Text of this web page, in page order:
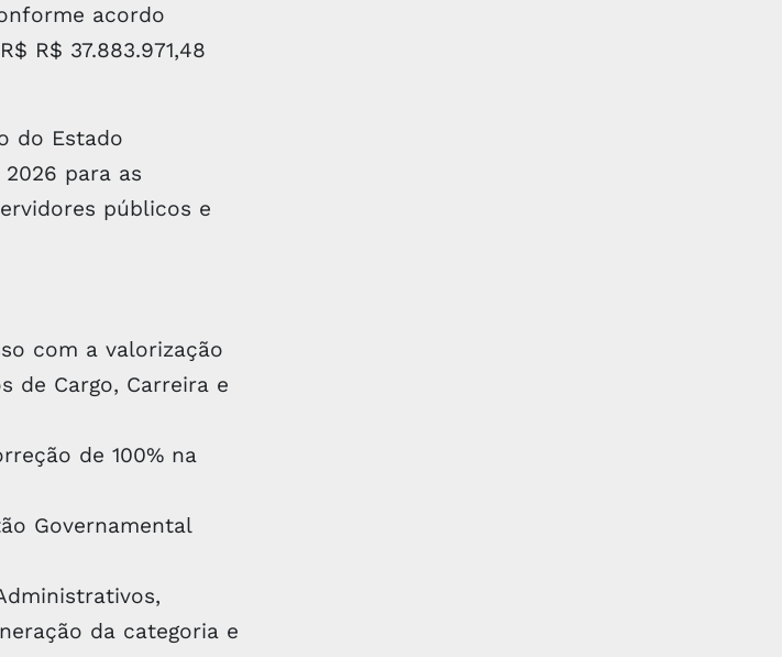
acordo
R$ 37.883.971,48
do Estado
2026 para as
públicos e
com a valorização
de Cargo, Carreira e
de 100% na
Governamental
da categoria e